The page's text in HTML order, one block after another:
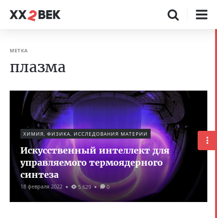
МЕТКА
плазма
ХИМИЯ, ФИЗИКА, ИССЛЕДОВАНИЯ МАТЕРИИ
Искусственный интеллект для
управляемого термоядерного
синтеза
18 февраля 2022 5 629 0